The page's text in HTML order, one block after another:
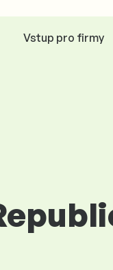
Vstup pro firmy